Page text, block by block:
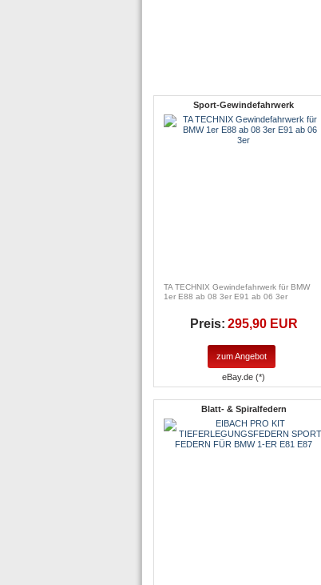
Sport-Gewindefahrwerk
TA TECHNIX Gewindefahrwerk für BMW
1er E88 ab 08 3er E91 ab 06 3er
Preis: 295,90 EUR
zum Angebot
eBay.de (*)
Blatt- & Spiralfedern